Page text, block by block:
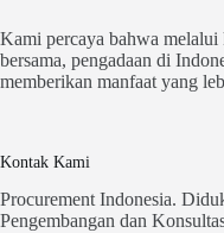
Kami percaya bahwa melalui
bersama, pengadaan di
memberikan manfaat yang
Kontak Kami
Procurement Indonesia.
Pengembangan dan